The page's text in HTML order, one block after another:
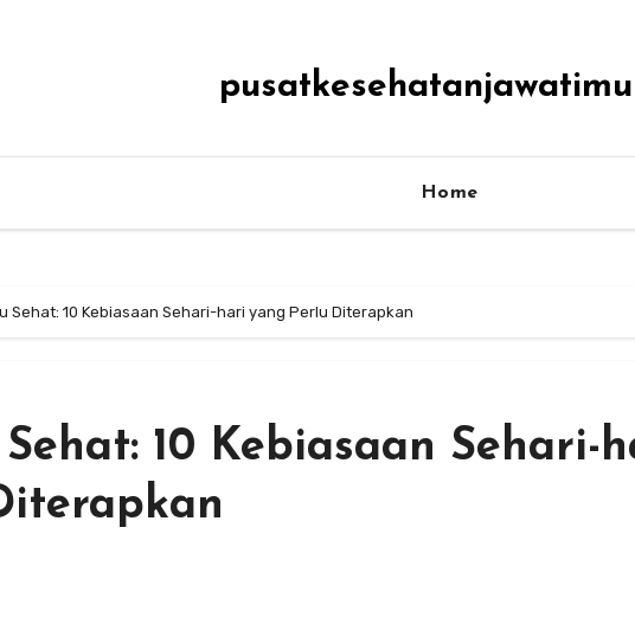
Home
Sehat: 10 Kebiasaan Sehari-hari yang Perlu Diterapkan
10 Kebiasaan Sehari-